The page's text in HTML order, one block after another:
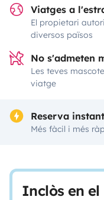
Viatges a
El propietari
diversos països
No s'admeten
Les teves
viatge
Reserva
Més fàcil i més
Inclòs en